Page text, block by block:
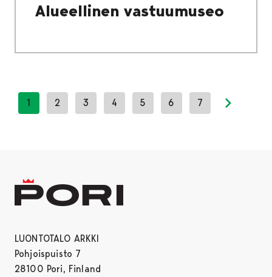
Alueellinen vastuumuseo
1 2 3 4 5 6 7
LUONTOTALO ARKKI
Pohjoispuisto 7
28100 Pori, Finland